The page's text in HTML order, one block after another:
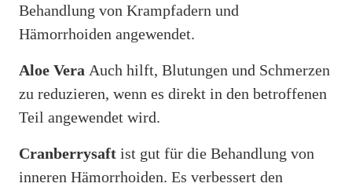
Behandlung von Krampfadern und
Hämorrhoiden angewendet.
Aloe Vera Auch hilft, Blutungen und Schmerzen
zu reduzieren, wenn es direkt in den betroffenen
Teil angewendet wird.
Cranberrysaft ist gut für die Behandlung von
inneren Hämorrhoiden. Es verbessert den